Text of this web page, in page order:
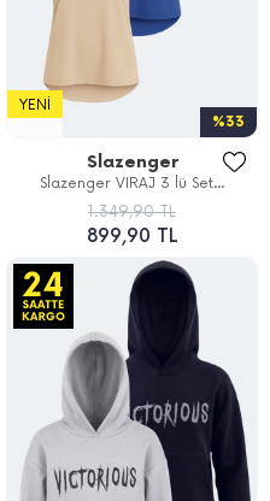
%33
YENI
Slazenger
Slazenger VIRAJ 3 lü Set...
1.349,90 TL
899,90 TL